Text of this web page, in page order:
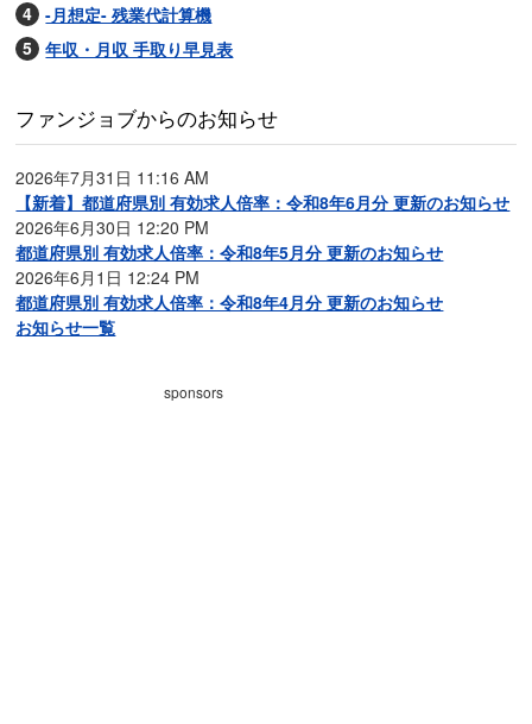
-月想定- 残業代計算機
年収・月収 手取り早見表
ファンジョブからのお知らせ
2026年7月31日 11:16 AM
【新着】都道府県別 有効求人倍率：令和8年6月分 更新のお知らせ
2026年6月30日 12:20 PM
都道府県別 有効求人倍率：令和8年5月分 更新のお知らせ
2026年6月1日 12:24 PM
都道府県別 有効求人倍率：令和8年4月分 更新のお知らせ
お知らせ一覧
sponsors